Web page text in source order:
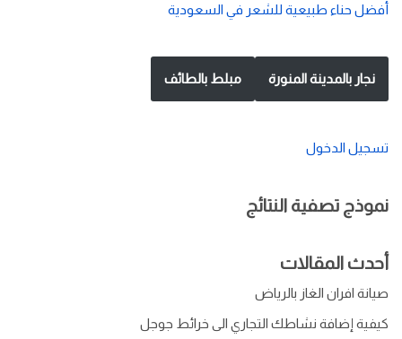
أفضل حناء طبيعية للشعر في السعودية
نجار بالمدينة المنورة مبلط بالطائف
تسجيل الدخول
نموذج تصفية النتائج
أحدث المقالات
صيانة افران الغاز بالرياض
كيفية إضافة نشاطك التجاري الى خرائط جوجل